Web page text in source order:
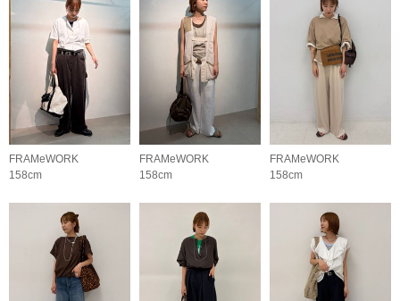
FRAMeWORK
158cm
FRAMeWORK
158cm
FRAMeWORK
158cm